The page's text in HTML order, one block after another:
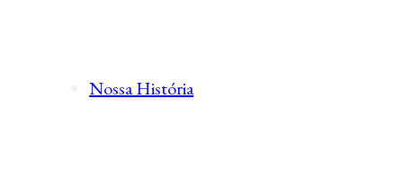
Nossa História